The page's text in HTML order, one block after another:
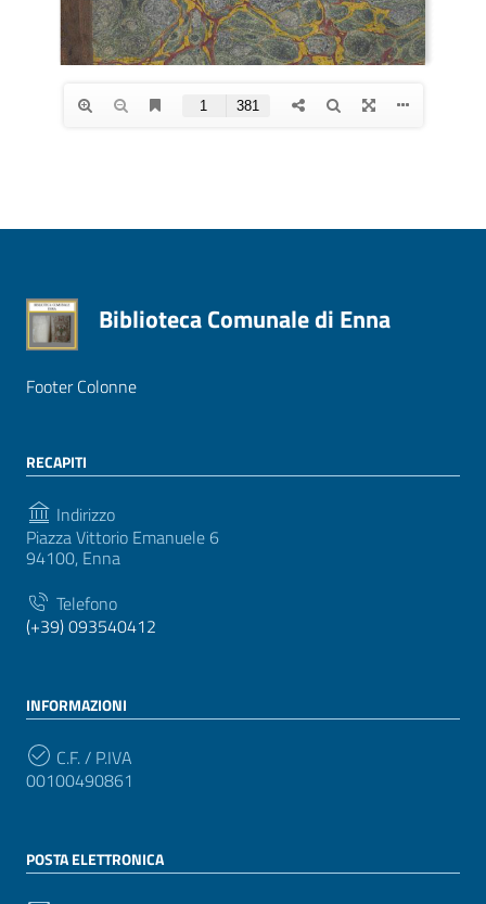
Biblioteca Comunale di Enna
Footer Colonne
RECAPITI
Indirizzo
Piazza Vittorio Emanuele 6
94100, Enna
Telefono
(+39) 093540412
INFORMAZIONI
C.F. / P.IVA
00100490861
POSTA ELETTRONICA